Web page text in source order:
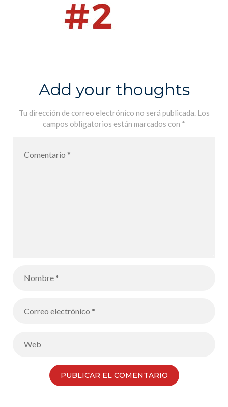
Add your thoughts
Tu dirección de correo electrónico no será publicada. Los
campos obligatorios están marcados con *